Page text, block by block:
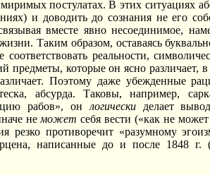
постулатах. В этих ситуациях
и доводить до сознания не его
вместе явно несоединимое,
Таким образом, оставаясь
реальности,
которые он ясно различает,
Поэтому даже убежденные
абсурда. Таковы, например,
рабов», он логическиделает
не может себя вести («как не
резко противоречит «разумному
написанные до и после 1848